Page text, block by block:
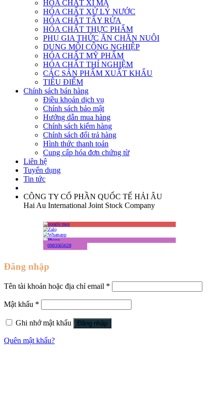
HÓA CHẤT XI MẠ
HÓA CHẤT XỬ LÝ NƯỚC
HÓA CHẤT TẨY RỬA
HÓA CHẤT THỰC PHẨM
PHỤ GIA THỨC ĂN CHĂN NUÔI
DUNG MÔI CÔNG NGHIỆP
HÓA CHẤT MỸ PHẨM
HÓA CHẤT THÍ NGHIỆM
CÁC SẢN PHẨM XUẤT KHẨU
TIÊU ĐIỂM
Chính sách bán hàng
Điều khoản dịch vụ
Chính sách bảo mật
Hướng dẫn mua hàng
Chính sách kiểm hàng
Chính sách đổi trả hàng
Hình thức thanh toán
Cung cấp hóa đơn chứng từ
Liên hệ
Tuyển dụng
Tin tức
CÔNG TY CỔ PHẦN QUỐC TẾ HẢI ÂU
Hai Au International Joint Stock Company
0983565628
Đăng nhập
Tên tài khoản hoặc địa chỉ email *
Mật khẩu *
Ghi nhớ mật khẩu Đăng nhập
Quên mật khẩu?